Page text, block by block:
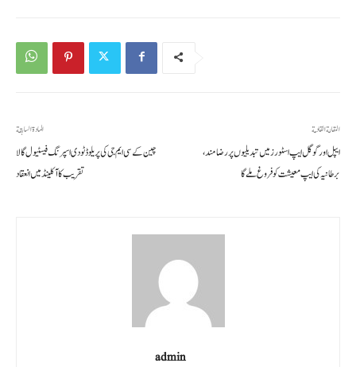
المادة السابقة
چین کے سی ایم جی کی پریلوڈ ٹو دی اسپرنگ فیسٹیول گالا
تقریب کا آکلینڈ میں انعقاد
المقالة القادمة
ایپل اور گوگل ایپ اسٹورز میں تبدیلیوں پر رضامند،
برطانیہ کی ایپ معیشت کو فروغ ملے گا
admin